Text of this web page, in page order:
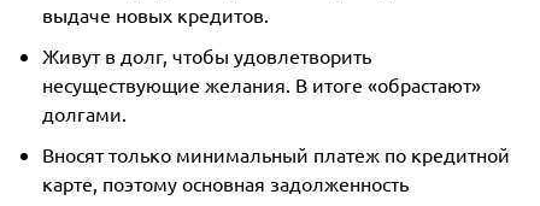
выдаче новых кредитов.
Живут в долг, чтобы удовлетворить
несуществующие желания. В итоге «обрастают»
долгами.
Вносят только минимальный платеж по кредитной
карте, поэтому основная задолженность